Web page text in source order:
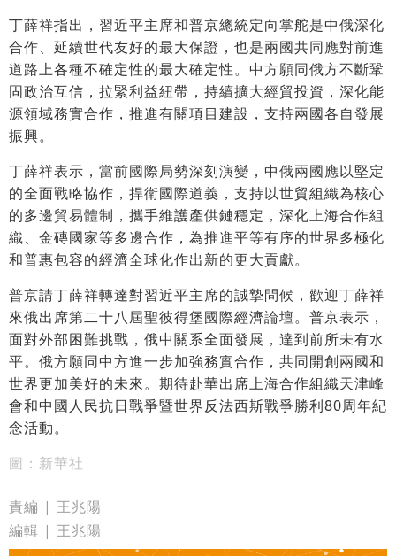
丁薛祥指出，習近平主席和普京總統定向掌舵是中俄深化
合作、延續世代友好的最大保證，也是兩國共同應對前進
道路上各種不確定性的最大確定性。中方願同俄方不斷鞏
固政治互信，拉緊利益紐帶，持續擴大經貿投資，深化能
源領域務實合作，推進有關項目建設，支持兩國各自發展
振興。
丁薛祥表示，當前國際局勢深刻演變，中俄兩國應以堅定
的全面戰略協作，捍衛國際道義，支持以世貿組織為核心
的多邊貿易體制，攜手維護產供鏈穩定，深化上海合作組
織、金磚國家等多邊合作，為推進平等有序的世界多極化
和普惠包容的經濟全球化作出新的更大貢獻。
普京請丁薛祥轉達對習近平主席的誠摯問候，歡迎丁薛祥
來俄出席第二十八屆聖彼得堡國際經濟論壇。普京表示，
面對外部困難挑戰，俄中關系全面發展，達到前所未有水
平。俄方願同中方進一步加強務實合作，共同開創兩國和
世界更加美好的未來。期待赴華出席上海合作組織天津峰
會和中國人民抗日戰爭暨世界反法西斯戰爭勝利80周年紀
念活動。
圖：新華社
責編 | 王兆陽
編輯 | 王兆陽